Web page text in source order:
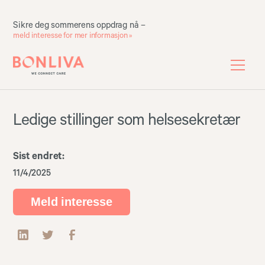
Sikre deg sommerens oppdrag nå –
meld interesse for mer informasjon »
Ledige stillinger som helsesekretær
Sist endret:
11/4/2025
Meld interesse